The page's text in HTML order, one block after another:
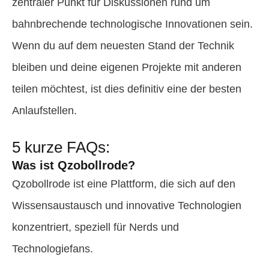
zentraler Punkt für Diskussionen rund um
bahnbrechende technologische Innovationen sein.
Wenn du auf dem neuesten Stand der Technik
bleiben und deine eigenen Projekte mit anderen
teilen möchtest, ist dies definitiv eine der besten
Anlaufstellen.
5 kurze FAQs:
Was ist Qzobollrode?
Qzobollrode ist eine Plattform, die sich auf den
Wissensaustausch und innovative Technologien
konzentriert, speziell für Nerds und
Technologiefans.